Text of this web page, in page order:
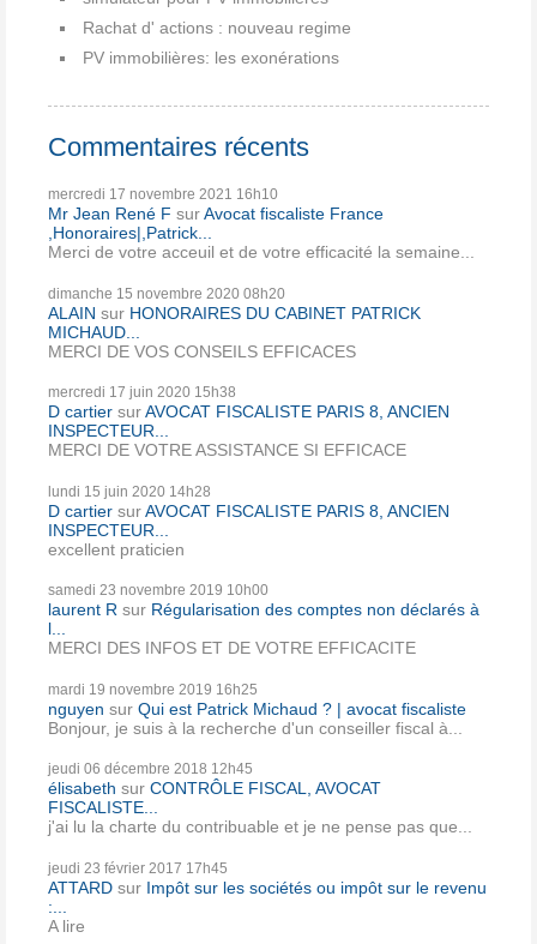
Rachat d' actions : nouveau regime
PV immobilières: les exonérations
Commentaires récents
mercredi 17 novembre 2021 16h10
Mr Jean René F surAvocat fiscaliste France
,Honoraires|,Patrick...
Merci de votre acceuil et de votre efficacité la semaine...
dimanche 15 novembre 2020 08h20
ALAIN sur HONORAIRES DU CABINET PATRICK
MICHAUD...
MERCI DE VOS CONSEILS EFFICACES
mercredi 17 juin 2020 15h38
D cartier surAVOCAT FISCALISTE PARIS 8, ANCIEN
INSPECTEUR...
MERCI DE VOTRE ASSISTANCE SI EFFICACE
lundi 15 juin 2020 14h28
D cartier surAVOCAT FISCALISTE PARIS 8, ANCIEN
INSPECTEUR...
excellent praticien
samedi 23 novembre 2019 10h00
laurent R sur Régularisation des comptes non déclarés à
l...
MERCI DES INFOS ET DE VOTRE EFFICACITE
mardi 19 novembre 2019 16h25
nguyen sur Qui est Patrick Michaud ? | avocat fiscaliste
Bonjour, je suis à la recherche d'un conseiller fiscal à...
jeudi 06 décembre 2018 12h45
élisabeth sur CONTRÔLE FISCAL, AVOCAT
FISCALISTE...
j'ai lu la charte du contribuable et je ne pense pas que...
jeudi 23 février 2017 17h45
ATTARD sur Impôt sur les sociétés ou impôt sur le revenu
:...
A lire